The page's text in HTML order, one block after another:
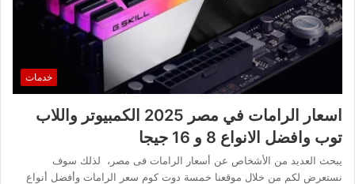
خدمات
اسعار الرامات في مصر 2025 الكمبيوتر واللاب
توب وافضل الانواع 8 و 16 جيجا
يبحث العديد من الأشخاص عن أسعار الرامات فى مصر، لذلك سوف
نستعرض لكم من خلال موقعنا خمسة دوت كوم سعر الرامات وأفضل أنواع